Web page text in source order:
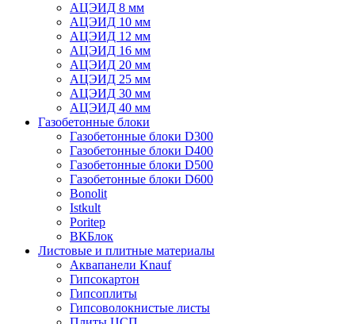
АЦЭИД 8 мм
АЦЭИД 10 мм
АЦЭИД 12 мм
АЦЭИД 16 мм
АЦЭИД 20 мм
АЦЭИД 25 мм
АЦЭИД 30 мм
АЦЭИД 40 мм
Газобетонные блоки
Газобетонные блоки D300
Газобетонные блоки D400
Газобетонные блоки D500
Газобетонные блоки D600
Bonolit
Istkult
Poritep
ВКБлок
Листовые и плитные материалы
Аквапанели Knauf
Гипсокартон
Гипсоплиты
Гипсоволокнистые листы